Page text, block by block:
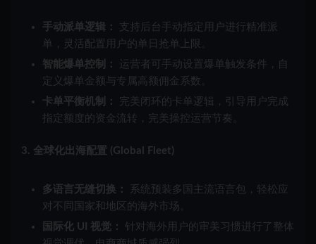
手动派单逻辑：
支持后台手动指定用户进行精准派
单，灵活配置用户的单日抢单上限。
智能爆单控制：
运营者可手动设置爆单触发条件，自
定义爆单金额与专属高额佣金系数。
卡单平衡机制：
完美闭环的卡单逻辑，引导用户完成
指定额度的资金流转，完美操控运营节奏。
3. 全球化出海配置 (Global Fleet)
多语言无缝切换：
系统预装多国主流语言包，轻松应
对不同国家和地区的海外市场。
国际化 UI 视觉：
针对海外用户的审美习惯进行了整体